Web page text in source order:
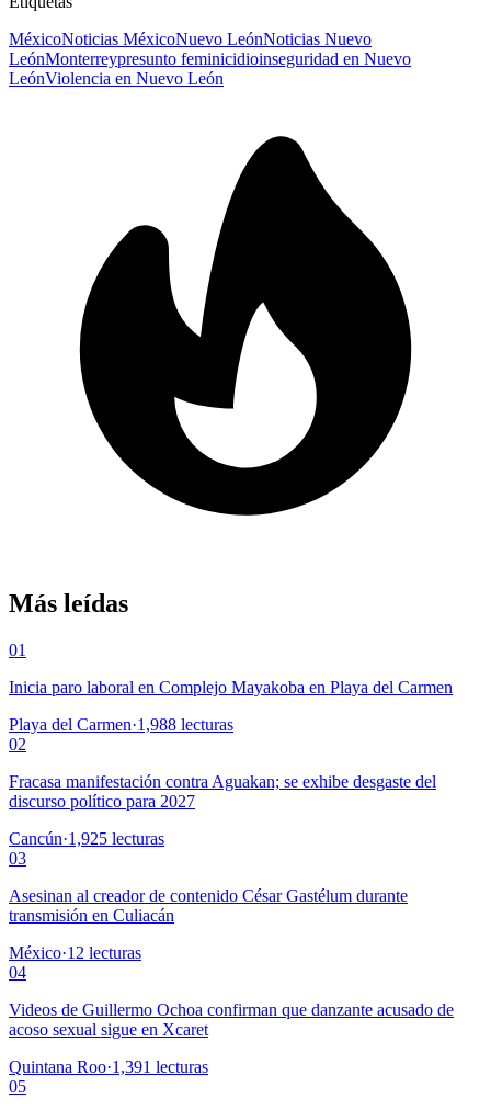
MéxicoNoticias MéxicoNuevo LeónNoticias Nuevo
LeónMonterreypresunto feminicidioinseguridad en Nuevo
LeónViolencia en Nuevo León
Más leídas
01
Inicia paro laboral en Complejo Mayakoba en Playa del Carmen
Playa del Carmen·1,988 lecturas
02
Fracasa manifestación contra Aguakan; se exhibe desgaste del
discurso político para 2027
Cancún·1,925 lecturas
03
Asesinan al creador de contenido César Gastélum durante
transmisión en Culiacán
México·12 lecturas
04
Videos de Guillermo Ochoa confirman que danzante acusado de
acoso sexual sigue en Xcaret
Quintana Roo·1,391 lecturas
05